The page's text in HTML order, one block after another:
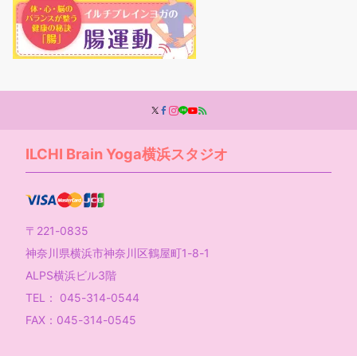
ILCHI Brain Yoga横浜スタジオ
〒221-0835
神奈川県横浜市神奈川区鶴屋町1-8-1
ALPS横浜ビル3階
TEL： 045-314-0544
FAX：045-314-0545